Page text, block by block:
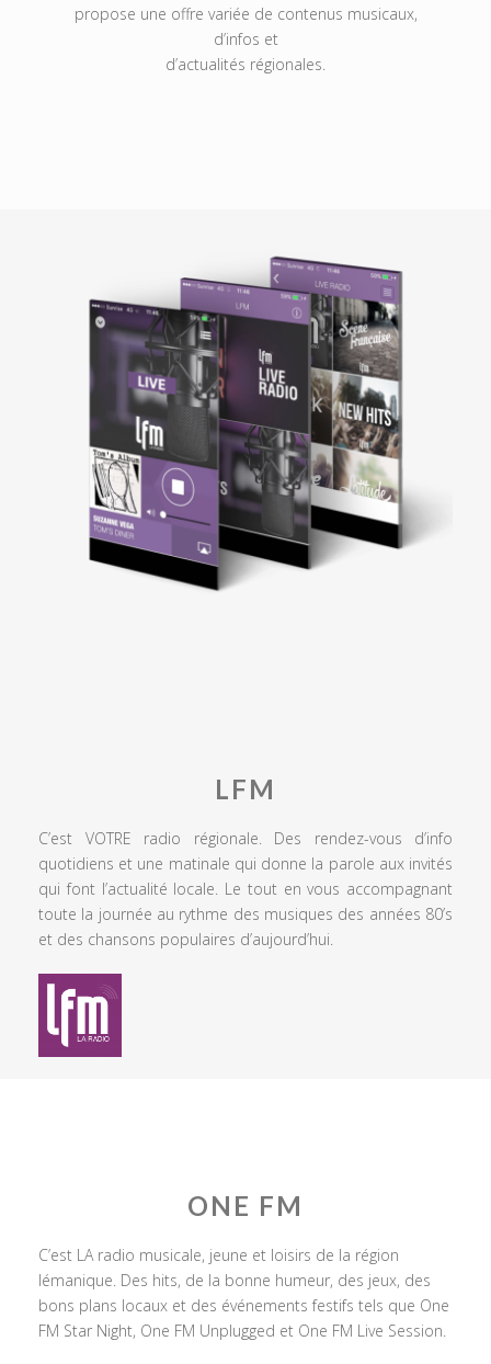
propose une offre variée de contenus musicaux,
d’infos et
d’actualités régionales.
LFM
C’est VOTRE radio régionale. Des rendez-vous d’info
quotidiens et une matinale qui donne la parole aux invités
qui font l’actualité locale. Le tout en vous accompagnant
toute la journée au rythme des musiques des années 80’s
et des chansons populaires d’aujourd’hui.
ONE FM
C’est LA radio musicale, jeune et loisirs de la région
lémanique. Des hits, de la bonne humeur, des jeux, des
bons plans locaux et des événements festifs tels que One
FM Star Night, One FM Unplugged et One FM Live Session.